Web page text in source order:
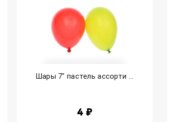
Шары 7" пастель ассорти ...
4 ₽